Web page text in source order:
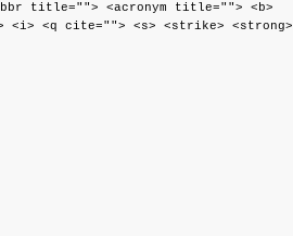
title=""> <acronym title=""> <b>
<i> <q cite=""> <s> <strike> <strong>